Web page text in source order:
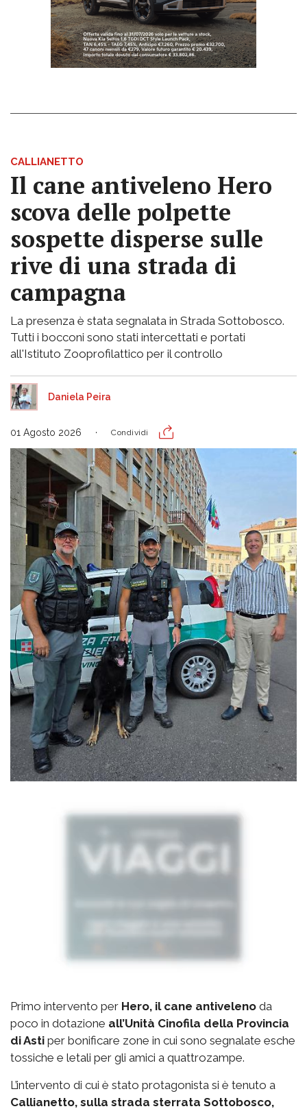
CALLIANETTO
Il cane antiveleno Hero
scova delle polpette
sospette disperse sulle
rive di una strada di
campagna
La presenza è stata segnalata in Strada Sottobosco.
Tutti i bocconi sono stati intercettati e portati
all'Istituto Zooprofilattico per il controllo
Daniela Peira
01 Agosto 2026 Condividi
Primo intervento per Hero, il cane antiveleno da
poco in dotazione all’Unità Cinofila della Provincia
di Asti per bonificare zone in cui sono segnalate esche
tossiche e letali per gli amici a quattrozampe.
L’intervento di cui è stato protagonista si è tenuto a
Callianetto, sulla strada sterrata Sottobosco,